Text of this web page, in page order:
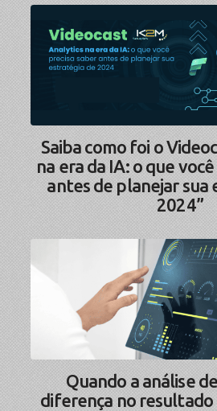
Saiba como foi o
na era da IA: o que
antes de planejar sua
2024”
Quando a análise
diferença no resultado